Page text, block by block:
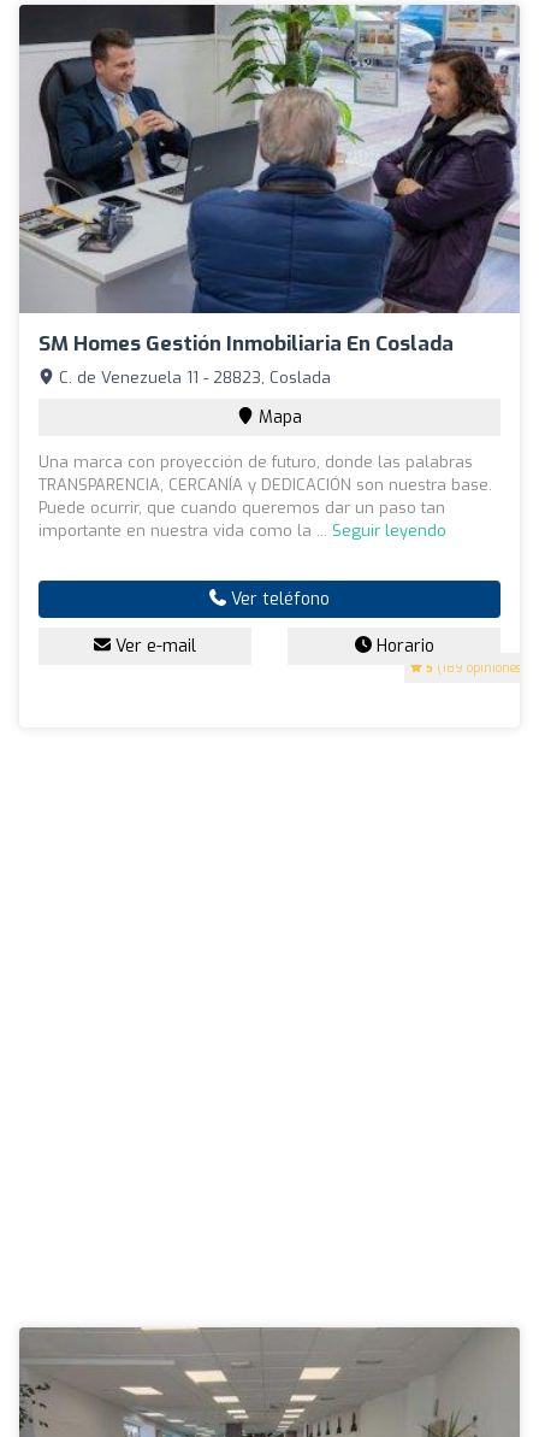
SM Homes Gestión Inmobiliaria En Coslada
5 (189 opiniones)
C. de Venezuela 11 - 28823, Coslada
Mapa
Una marca con proyección de futuro, donde las palabras
TRANSPARENCIA, CERCANÍA y DEDICACIÓN son nuestra base.
Puede ocurrir, que cuando queremos dar un paso tan
importante en nuestra vida como la ... Seguir leyendo
Ver teléfono
Ver e-mail Horario